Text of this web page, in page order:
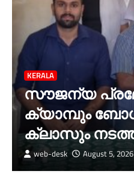
KERALA
സൗജന്യ
ക്യാമ്പും
ക്ലാസും
web-desk August 5, 2026